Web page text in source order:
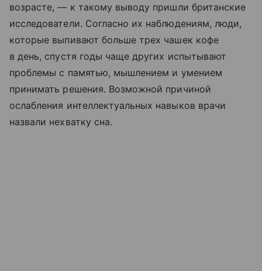
возрасте, — к такому выводу пришли британские
исследователи. Согласно их наблюдениям, люди,
которые выпивают больше трех чашек кофе
в день, спустя годы чаще других испытывают
проблемы с памятью, мышлением и умением
принимать решения. Возможной причиной
ослабления интеллектуальных навыков врачи
назвали нехватку сна.